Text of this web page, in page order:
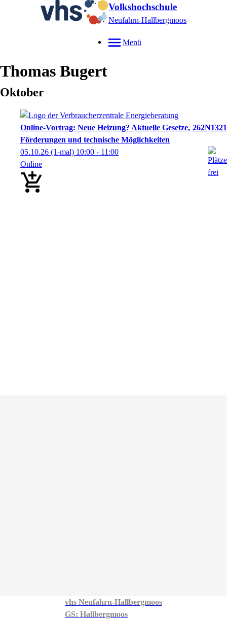
Volkshochschule
Neufahrn-Hallbergmoos
Menü
Thomas Bugert
Oktober
Online-Vortrag: Neue Heizung? Aktuelle Gesetze,
Förderungen und technische Möglichkeiten
262N1321
05.10.26 (1-mal) 10:00 - 11:00
Online
vhs Neufahrn-Hallbergmoos
GS: Hallbergmoos